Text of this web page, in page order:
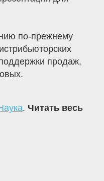
по-прежнему
продаж,
. Читать весь